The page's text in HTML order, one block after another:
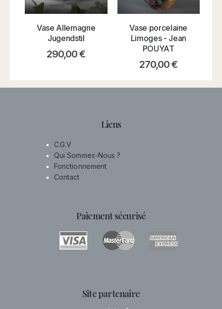
Vase Allemagne
Jugendstil
290,00€
Vase рorcelaine
Limoges - Jean
POUYAT
270,00€
Liens
C.G.V
Qui Sommes-Nous ?
Fonctionnement
Contact
Paiement sécurisé
Site partenaire